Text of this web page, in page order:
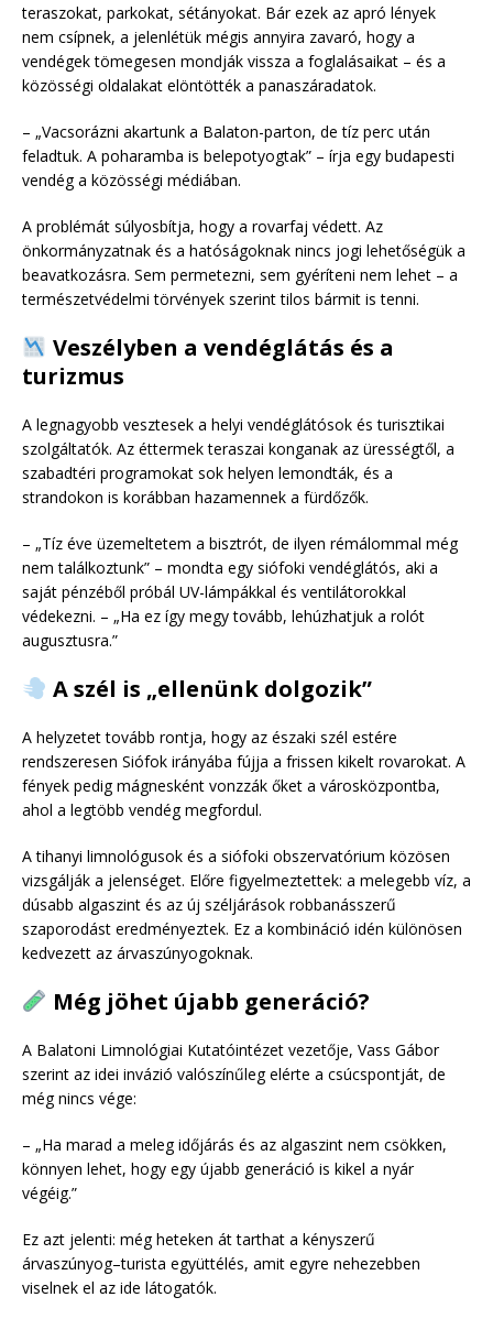
teraszokat, parkokat, sétányokat. Bár ezek az apró lények
nem csípnek, a jelenlétük mégis annyira zavaró, hogy a
vendégek tömegesen mondják vissza a foglalásaikat – és a
közösségi oldalakat elöntötték a panaszáradatok.
– „Vacsorázni akartunk a Balaton-parton, de tíz perc után
feladtuk. A poharamba is belepotyogtak” – írja egy budapesti
vendég a közösségi médiában.
A problémát súlyosbítja, hogy a rovarfaj védett. Az
önkormányzatnak és a hatóságoknak nincs jogi lehetőségük a
beavatkozásra. Sem permetezni, sem gyéríteni nem lehet – a
természetvédelmi törvények szerint tilos bármit is tenni.
Veszélyben a vendéglátás és a
turizmus
A legnagyobb vesztesek a helyi vendéglátósok és turisztikai
szolgáltatók. Az éttermek teraszai konganak az ürességtől, a
szabadtéri programokat sok helyen lemondták, és a
strandokon is korábban hazamennek a fürdőzők.
– „Tíz éve üzemeltetem a bisztrót, de ilyen rémálommal még
nem találkoztunk” – mondta egy siófoki vendéglátós, aki a
saját pénzéből próbál UV-lámpákkal és ventilátorokkal
védekezni. – „Ha ez így megy tovább, lehúzhatjuk a rolót
augusztusra.”
A szél is „ellenünk dolgozik”
A helyzetet tovább rontja, hogy az északi szél estére
rendszeresen Siófok irányába fújja a frissen kikelt rovarokat. A
fények pedig mágnesként vonzzák őket a városközpontba,
ahol a legtöbb vendég megfordul.
A tihanyi limnológusok és a siófoki obszervatórium közösen
vizsgálják a jelenséget. Előre figyelmeztettek: a melegebb víz, a
dúsabb algaszint és az új széljárások robbanásszerű
szaporodást eredményeztek. Ez a kombináció idén különösen
kedvezett az árvaszúnyogoknak.
Még jöhet újabb generáció?
A Balatoni Limnológiai Kutatóintézet vezetője, Vass Gábor
szerint az idei invázió valószínűleg elérte a csúcspontját, de
még nincs vége:
– „Ha marad a meleg időjárás és az algaszint nem csökken,
könnyen lehet, hogy egy újabb generáció is kikel a nyár
végéig.”
Ez azt jelenti: még heteken át tarthat a kényszerű
árvaszúnyog–turista együttélés, amit egyre nehezebben
viselnek el az ide látogatók.